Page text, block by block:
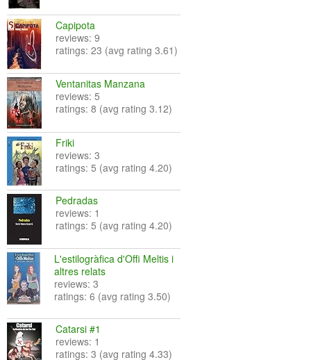
Capipota
reviews: 9
ratings: 23 (avg rating 3.61)
Ventanitas Manzana
reviews: 5
ratings: 8 (avg rating 3.12)
Friki
reviews: 3
ratings: 5 (avg rating 4.20)
Pedradas
reviews: 1
ratings: 5 (avg rating 4.20)
L'estilogràfica d'Offi Meltis i
altres relats
reviews: 3
ratings: 6 (avg rating 3.50)
Catarsi #1
reviews: 1
ratings: 3 (avg rating 4.33)